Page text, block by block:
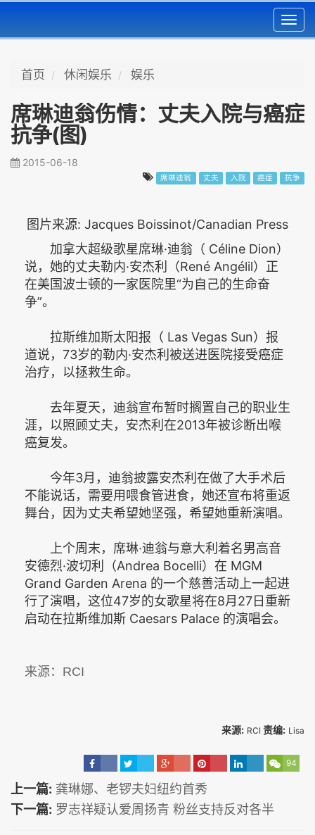
首页 休闲娱乐 娱乐
席琳迪翁伤情：丈夫入院与癌症
抗争(图)
2015-06-18
席琳迪翁 丈夫 入院 癌症 抗争
图片来源: Jacques Boissinot/Canadian Press
加拿大超级歌星席琳·迪翁（ Céline Dion）
说，她的丈夫勒内·安杰利（René Angélil）正
在美国波士顿的一家医院里“为自己的生命奋
争”。
拉斯维加斯太阳报（ Las Vegas Sun）报
道说，73岁的勒内·安杰利被送进医院接受癌症
治疗，以拯救生命。
去年夏天，迪翁宣布暂时搁置自己的职业生
涯，以照顾丈夫，安杰利在2013年被诊断出喉
癌复发。
今年3月，迪翁披露安杰利在做了大手术后
不能说话，需要用喂食管进食，她还宣布将重返
舞台，因为丈夫希望她坚强，希望她重新演唱。
上个周末，席琳·迪翁与意大利着名男高音
安德烈·波切利（Andrea Bocelli）在 MGM
Grand Garden Arena 的一个慈善活动上一起进
行了演唱，这位47岁的女歌星将在8月27日重新
启动在拉斯维加斯 Caesars Palace 的演唱会。
来源：RCI
来源: RCI 责编: Lisa
94
上一篇: 龚琳娜、老锣夫妇纽约首秀
下一篇: 罗志祥疑认爱周扬青 粉丝支持反对各半